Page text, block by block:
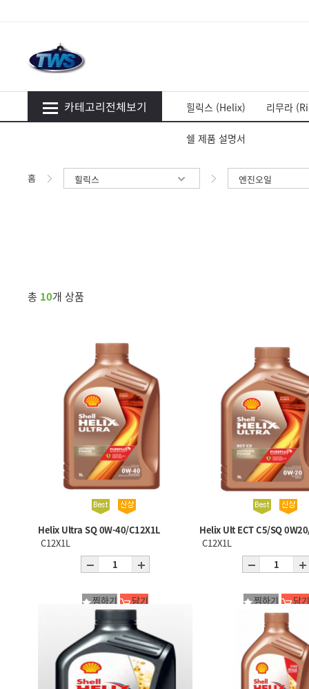
카테고리전체보기 힐릭스 (Helix) 리무라
쉘 제품 설명서
홈 힐릭스 엔진오일
총 10개 상품
Helix Ultra SQ 0W-40/C12X1L
C12X1L
찜하기 담기
Helix Ult ECT C5/SQ
C12X1L
찜하기 담기